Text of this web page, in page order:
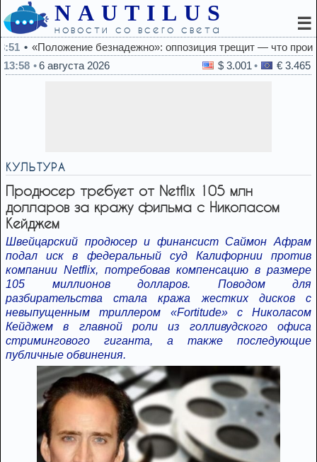
NAUTILUS
новости со всего света ☰
оппозиция трещит — что происходит внутри блока
13:58
6 августа 2026 $ 3.001 € 3.465
КУЛЬТУРА
Продюсер требует от Netflix 105 млн
долларов за кражу фильма с Николасом
Кейджем
Швейцарский продюсер и финансист Саймон Афрам
подал иск в федеральный суд Калифорнии против
компании Netflix, потребовав компенсацию в размере
105 миллионов долларов. Поводом для
разбирательства стала кража жестких дисков с
невыпущенным триллером «Fortitude» с Николасом
Кейджем в главной роли из голливудского офиса
стримингового гиганта, а также последующие
публичные обвинения.